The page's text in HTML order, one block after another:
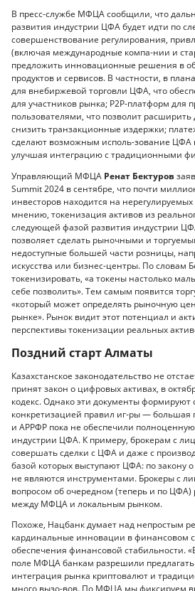
В пресс-службе МФЦА сообщили, что
развития индустрии ЦФА будет идти по
совершенствование регулирования,
(включая международные компа-нии и
предложить инновационные решения в
продуктов и сервисов. В частности, в
для внебиржевой торговли ЦФА, что
для участников рынка; P2P-платформ для
пользователями, что позволит расширить
снизить транзакционные издержки;
сделают возможным исполь-зование ЦФА
улучшая интеграцию с традиционными
Управляющий МФЦА Ренат Бектуров
Summit 2024 в сентябре, что почти
инвесторов находится на
мнению, токенизация активов из
следующей фазой развития индустрии
позволяет сделать рыночными и
недоступные большей части розницы,
искусства или бизнес-центры. По словам
токенизировать, «а токены настолько
себе позволить». Тем самым появится
«который может определять рыночную
рынке». Рынок видит этот потенциал и
перспективы токенизации реальных
Поздний старт Алматы
Казахстанское законодательство не
принят закон о цифровых активах, в
кодекс. Однако эти документы формируют
конкретизацией правил иг-ры — большая
и АРРФР пока не обеспечили
индустрии ЦФА. К примеру, брокерам с
совершать сделки с ЦФА и даже с
базой которых выступают ЦФА: по закону
не являются инструментами. Брокеры с
вопросом об очередном (теперь и по ЦФА)
между МФЦА и локальным рынком.
Похоже, Нацбанк думает над непростым
кардинальные инновации в финансовом
обеспечения финансовой стабильности.
поле МФЦА банкам разрешили
интеграция рынка криптовалют и